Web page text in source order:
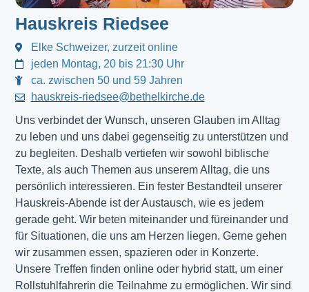
Hauskreis Riedsee
Elke Schweizer, zurzeit online
jeden Montag, 20 bis 21:30 Uhr
ca. zwischen 50 und 59 Jahren
hauskreis-riedsee@bethelkirche.de
Uns verbindet der Wunsch, unseren Glauben im Alltag
zu leben und uns dabei gegenseitig zu unterstützen und
zu begleiten. Deshalb vertiefen wir sowohl biblische
Texte, als auch Themen aus unserem Alltag, die uns
persönlich interessieren. Ein fester Bestandteil unserer
Hauskreis-Abende ist der Austausch, wie es jedem
gerade geht. Wir beten miteinander und füreinander und
für Situationen, die uns am Herzen liegen. Gerne gehen
wir zusammen essen, spazieren oder in Konzerte.
Unsere Treffen finden online oder hybrid statt, um einer
Rollstuhlfahrerin die Teilnahme zu ermöglichen. Wir sind